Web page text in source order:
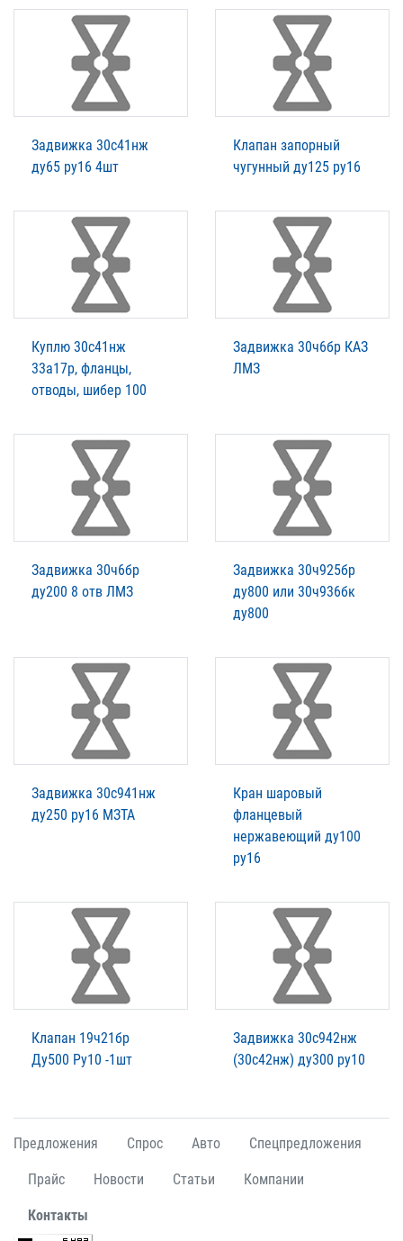
Задвижка 30с41нж
ду65 ру16 4шт
Клапан запорный
чугунный ду125 ру16
Куплю 30с41нж
33а17р, фланцы,
отводы, шибер 100
Задвижка 30ч6бр КАЗ
ЛМЗ
Задвижка 30ч6бр
ду200 8 отв ЛМЗ
Задвижка 30ч925бр
ду800 или 30ч936бк
ду800
Задвижка 30с941нж
ду250 ру16 МЗТА
Кран шаровый
фланцевый
нержавеющий ду100
ру16
Клапан 19ч21бр
Ду500 Ру10 -1шт
Задвижка 30с942нж
(30с42нж) ду300 ру10
Предложения Спрос Авто Спецпредложения
Прайс Новости Статьи Компании
Контакты